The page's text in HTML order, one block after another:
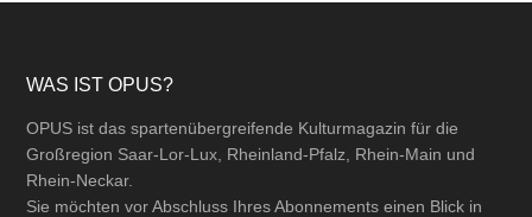
Footer
WAS IST OPUS?
OPUS ist das spartenübergreifende Kulturmagazin für die
Großregion Saar-Lor-Lux, Rheinland-Pfalz, Rhein-Main und
Rhein-Neckar.
Sie möchten vor Abschluss Ihres Abonnements einen Blick in